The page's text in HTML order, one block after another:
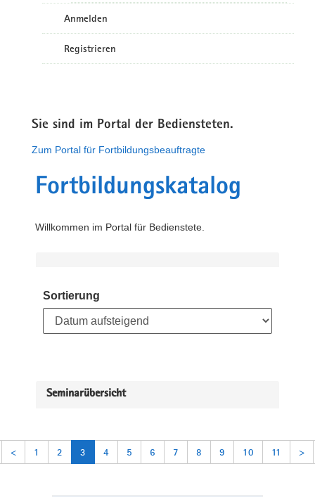
Anmelden
Registrieren
Sie sind im Portal der Bediensteten.
Zum Portal für Fortbildungsbeauftragte
Fortbildungskatalog
Willkommen im Portal für Bedienstete.
Sortierung
Seminarübersicht
< 1 2 3 4 5 6 7 8 9 10 11 >